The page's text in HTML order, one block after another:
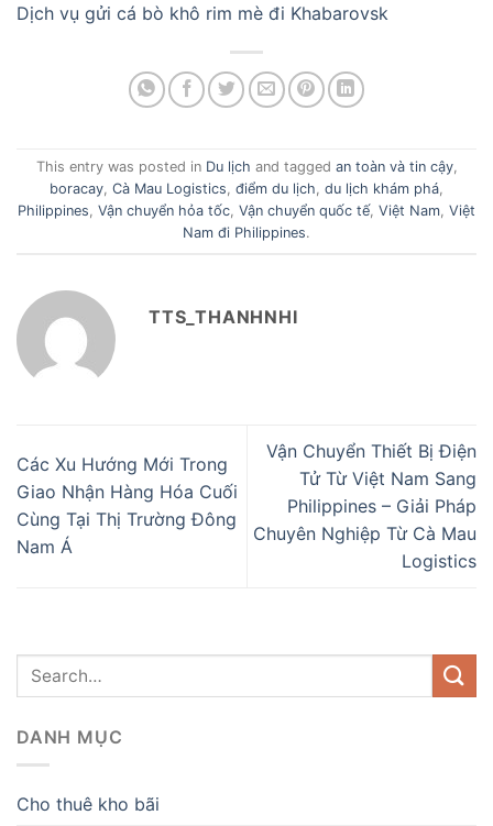
Dịch vụ gửi cá bò khô rim mè đi Khabarovsk
This entry was posted in Du lịch and tagged an toàn và tin cậy,
boracay, Cà Mau Logistics, điểm du lịch, du lịch khám phá,
Philippines, Vận chuyển hỏa tốc, Vận chuyển quốc tế, Việt Nam, Việt
Nam đi Philippines.
TTS_THANHNHI
Các Xu Hướng Mới Trong
Giao Nhận Hàng Hóa Cuối
Cùng Tại Thị Trường Đông
Nam Á
Vận Chuyển Thiết Bị Điện
Tử Từ Việt Nam Sang
Philippines – Giải Pháp
Chuyên Nghiệp Từ Cà Mau
Logistics
DANH MỤC
Cho thuê kho bãi